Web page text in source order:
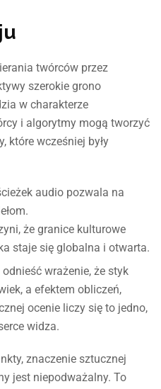
twórców przez
szerokie grono
w charakterze
i algorytmy mogą tworzyć
które wcześniej były
audio pozwala na
że granice kulturowe
staje się globalna i otwarta.
wrażenie, że styk
a efektem obliczeń,
ocenie liczy się to jedno,
widza.
znaczenie sztucznej
jest niepodważalny. To